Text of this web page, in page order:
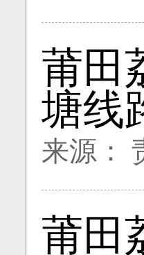
莆田
塘线
来源：
莆田